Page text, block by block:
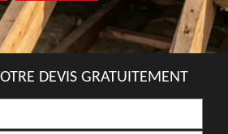
DEVIS GRATUITEMENT